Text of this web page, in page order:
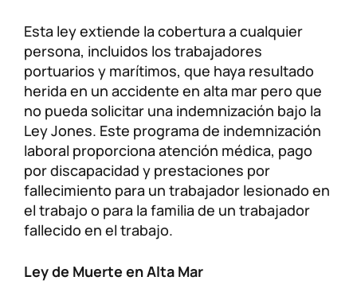
Esta ley extiende la cobertura a cualquier
persona, incluidos los trabajadores
portuarios y marítimos, que haya resultado
herida en un accidente en alta mar pero que
no pueda solicitar una indemnización bajo la
Ley Jones. Este programa de indemnización
laboral proporciona atención médica, pago
por discapacidad y prestaciones por
fallecimiento para un trabajador lesionado en
el trabajo o para la familia de un trabajador
fallecido en el trabajo.
Ley de Muerte en Alta Mar